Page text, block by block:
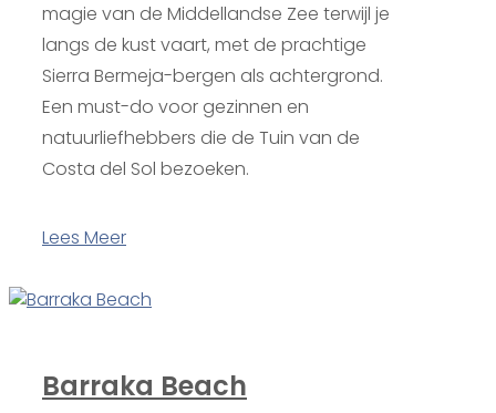
magie van de Middellandse Zee terwijl je
langs de kust vaart, met de prachtige
Sierra Bermeja-bergen als achtergrond.
Een must-do voor gezinnen en
natuurliefhebbers die de Tuin van de
Costa del Sol bezoeken.
Lees Meer
Barraka Beach